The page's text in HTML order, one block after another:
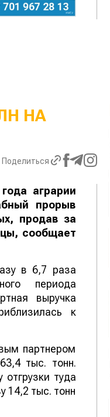
НА
Поделиться
аграрии
прорыв
продав за
сообщает
в 6,7 раза
периода
выручка
к
партнером
тыс. тонн.
туда
14,2 тыс. тонн